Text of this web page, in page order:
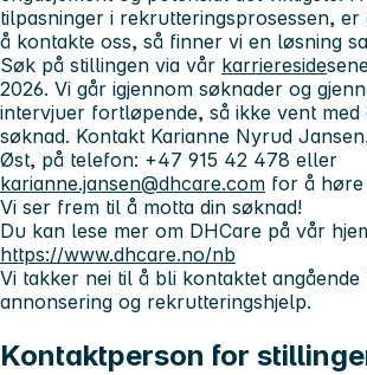
tilpasninger i rekrutteringsprosessen,
å kontakte oss, så finner vi en løsning
Søk på stillingen via vår karriereside
2026. Vi går igjennom søknader og
intervjuer fortløpende, så ikke vent med
søknad. Kontakt Karianne Nyrud
Øst, på telefon: +47 915 42 478 eller
karianne.jansen@dhcare.com for å høre
Vi ser frem til å motta din søknad!
Du kan lese mer om DHCare på vår
https://www.dhcare.no/nb
Vi takker nei til å bli kontaktet
annonsering og rekrutteringshjelp.
Kontaktperson for